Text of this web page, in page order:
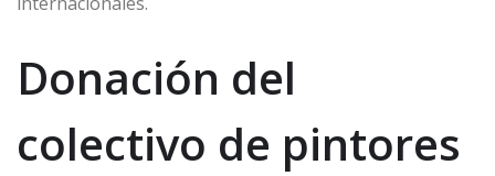
Donación del
colectivo de pintores